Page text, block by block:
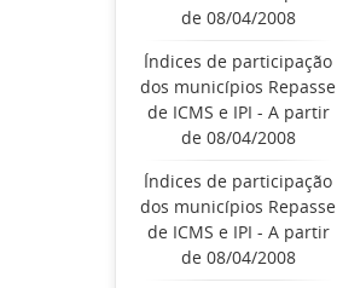
de 08/04/2008
Índices de participação
dos municípios Repasse
de ICMS e IPI - A partir
de 08/04/2008
Índices de participação
dos municípios Repasse
de ICMS e IPI - A partir
de 08/04/2008